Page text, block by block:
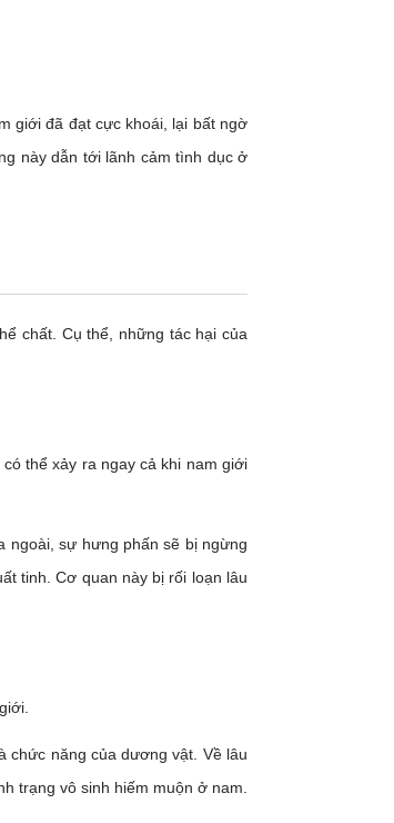
giới đã đạt cực khoái, lại bất ngờ
này dẫn tới lãnh cảm tình dục ở
chất. Cụ thể, những tác hại của
thể xảy ra ngay cả khi nam giới
ngoài, sự hưng phấn sẽ bị ngừng
tinh. Cơ quan này bị rối loạn lâu
chức năng của dương vật. Về lâu
trạng vô sinh hiếm muộn ở nam.